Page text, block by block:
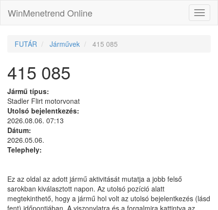
WinMenetrend Online
FUTÁR Járművek 415 085
415 085
Jármű típus:
Stadler Flirt motorvonat
Utolsó bejelentkezés:
2026.08.06. 07:13
Dátum:
2026.05.06.
Telephely:
Ez az oldal az adott jármű aktivitását mutatja a jobb felső
sarokban kiválasztott napon. Az utolsó pozíció alatt
megtekinthető, hogy a jármű hol volt az utolsó bejelentkezés (lásd
fent) időpontjában. A viszonylatra és a forgalmira kattintva az